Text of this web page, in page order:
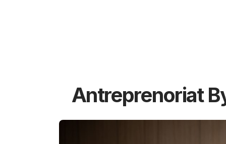
Antreprenoriat